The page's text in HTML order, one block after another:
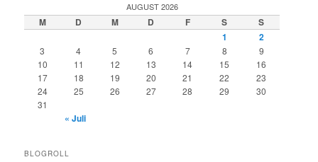
AUGUST 2026
M D M D F S
S
1
2
3 4 5 6 7 8
9
10
11 12 13 14 15
16
17
18 19 20 21 22
23
24
25 26 27 28 29
30
31
« Juli
BLOGROLL